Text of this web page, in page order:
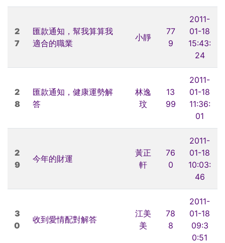
2
7
匯款通知，幫我算算我
適合的職業
小靜
77
9
2011-
01-18
15:43:
24
2
8
匯款通知，健康運勢解
答
林逸
玟
13
99
2011-
01-18
11:36:
01
2
9
今年的財運
黃正
軒
76
0
2011-
01-18
10:03:
46
3
0
收到愛情配對解答
江美
美
78
8
2011-
01-18
09:3
0:51